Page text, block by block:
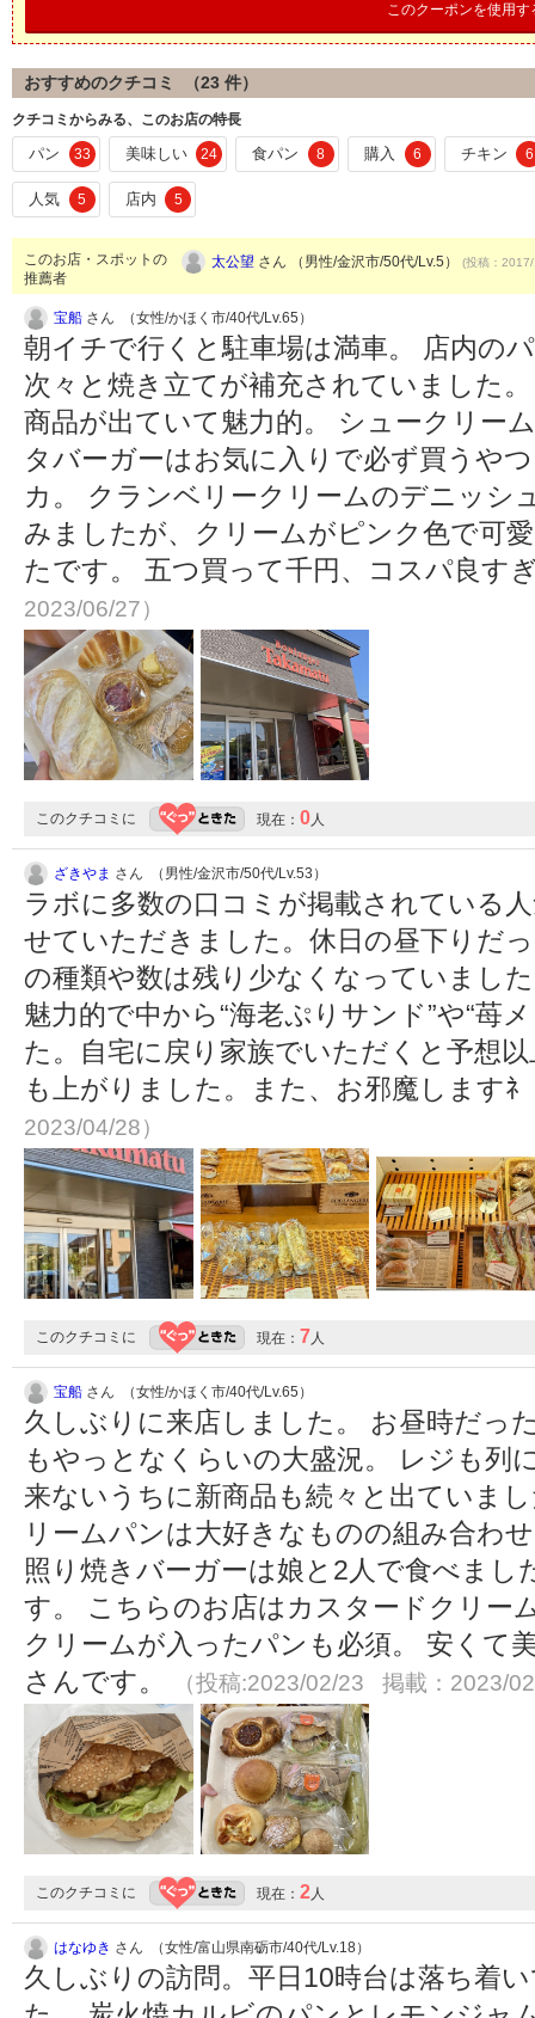
このクーポンを使用す
おすすめのクチコミ （23 件）
クチコミからみる、このお店の特長
パン 33 美味しい 24 食パン 8 購入 6 チキン 6
人気 5 店内 5
このお店・スポットの
推薦者
太公望 さん （男性/金沢市/50代/Lv.5） (投稿：
宝船 さん （女性/かほく市/40代/Lv.65）
朝イチで行くと駐車場は満車。 店内の
次々と焼き立てが補充されていました
商品が出ていて魅力的。 シュークリー
タバーガーはお気に入りで必ず買うや
カ。 クランベリークリームのデニッシ
みましたが、クリームがピンク色で可
たです。 五つ買って千円、コスパ良す
2023/06/27）
このクチコミに 現在： 0人
ざきやま さん （男性/金沢市/50代/Lv.53）
ラボに多数の口コミが掲載されている
せていただきました。休日の昼下りだ
の種類や数は残り少なくなっていまし
魅力的で中から“海老ぷりサンド”や“苺
た。自宅に戻り家族でいただくと予想
も上がりました。また、お邪魔しますﾈ
2023/04/28）
このクチコミに 現在： 7人
宝船 さん （女性/かほく市/40代/Lv.65）
久しぶりに来店しました。 お昼時だっ
もやっとなくらいの大盛況。 レジも列
来ないうちに新商品も続々と出ていま
リームパンは大好きなものの組み合わ
照り焼きバーガーは娘と2人で食べまし
す。 こちらのお店はカスタードクリー
クリームが入ったパンも必須。 安くて
さんです。
（投稿:2023/02/23 掲載：2023/
このクチコミに 現在： 2人
はなゆき さん （女性/富山県南砺市/40代/Lv.18）
久しぶりの訪問。平日10時台は落ち着